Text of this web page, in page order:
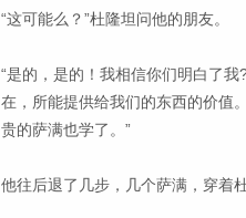
“这可能么？”杜隆坦问他的朋友。
“是的，是的！我相信你们明白了
在，所能提供给我们的东西的价值
贵的萨满也学了。”
他往后退了几步，几个萨满，穿着